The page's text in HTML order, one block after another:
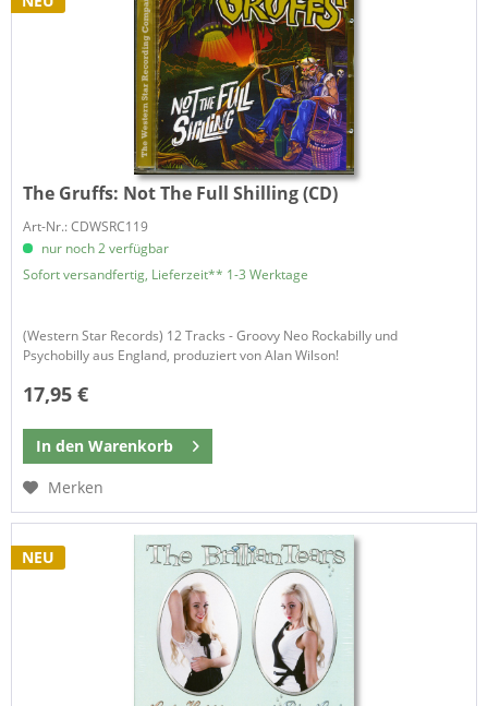
The Gruffs: Not The Full Shilling (CD)
Art-Nr.: CDWSRC119
nur noch 2 verfügbar
Sofort versandfertig, Lieferzeit** 1-3 Werktage
(Western Star Records) 12 Tracks - Groovy Neo Rockabilly und
Psychobilly aus England, produziert von Alan Wilson!
17,95 €
In den Warenkorb
Merken
NEU